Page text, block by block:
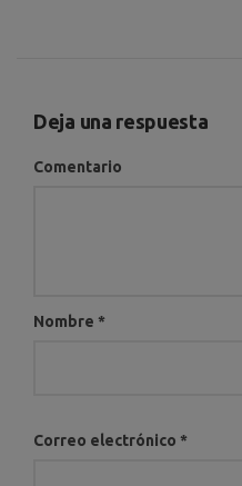
Deja una respuesta
Comentario
Nombre *
Correo electrónico *